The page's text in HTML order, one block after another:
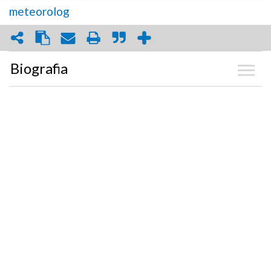
meteorolog
Biografia